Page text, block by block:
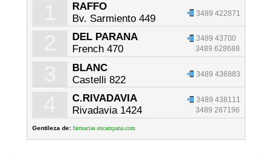
RAFFO
Bv. Sarmiento 449
3489 422871
DEL PARANA
French 470
3489 43700
3489 628688
BLANC
Castelli 822
3489 436883
C.RIVADAVIA
Rivadavia 1424
3489 438111
3489 287196
Gentileza de: farmacias.encampana.com